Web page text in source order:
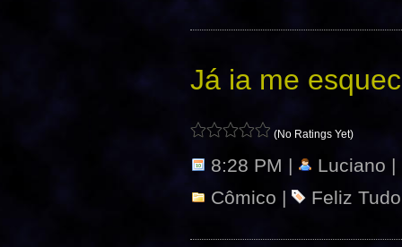
Já ia me
(No Ratings Yet)
8:28 PM |
Luciano |
Cômico | Feliz Tudo